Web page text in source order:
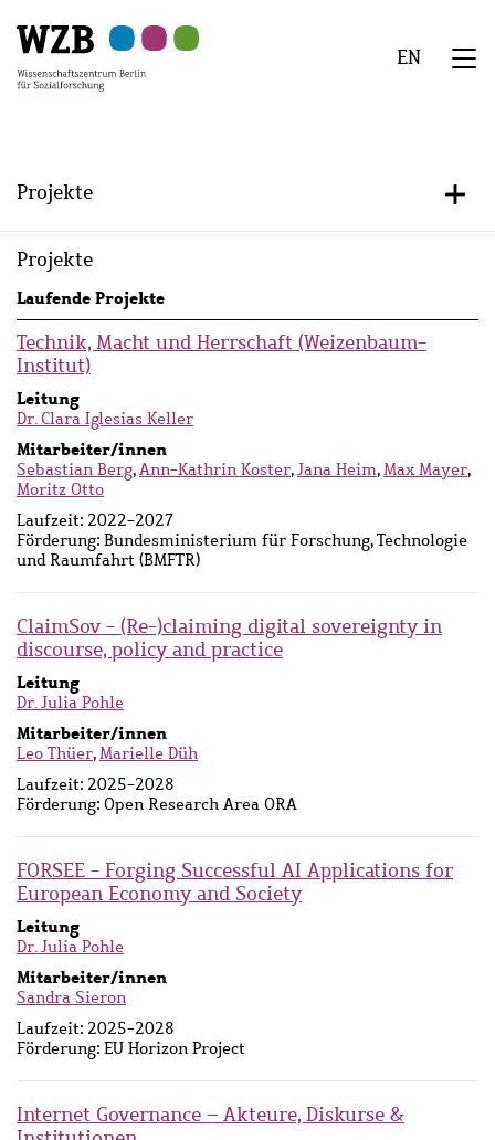
Hauptinhalt
springen
Navigation
springen
Suche
springen
Sekundärnavigation
springen
Fußzeile
springen
EN
Projekte +/-
Projekte
Laufende Projekte
Technik, Macht und Herrschaft (Weizenbaum-
Institut)
Leitung
Dr. Clara Iglesias Keller
Mitarbeiter/innen
Sebastian Berg,Ann-Kathrin Koster,Jana Heim,Max Mayer,
Moritz Otto
Laufzeit: 2022-2027
Förderung: Bundesministerium für Forschung, Technologie
und Raumfahrt (BMFTR)
ClaimSov - (Re-)claiming digital sovereignty in
discourse, policy and practice
Leitung
Dr. Julia Pohle
Mitarbeiter/innen
Leo Thüer,Marielle Düh
Laufzeit: 2025-2028
Förderung: Open Research Area ORA
FORSEE - Forging Successful AI Applications for
European Economy and Society
Leitung
Dr. Julia Pohle
Mitarbeiter/innen
Sandra Sieron
Laufzeit: 2025-2028
Förderung: EU Horizon Project
Internet Governance – Akteure, Diskurse &